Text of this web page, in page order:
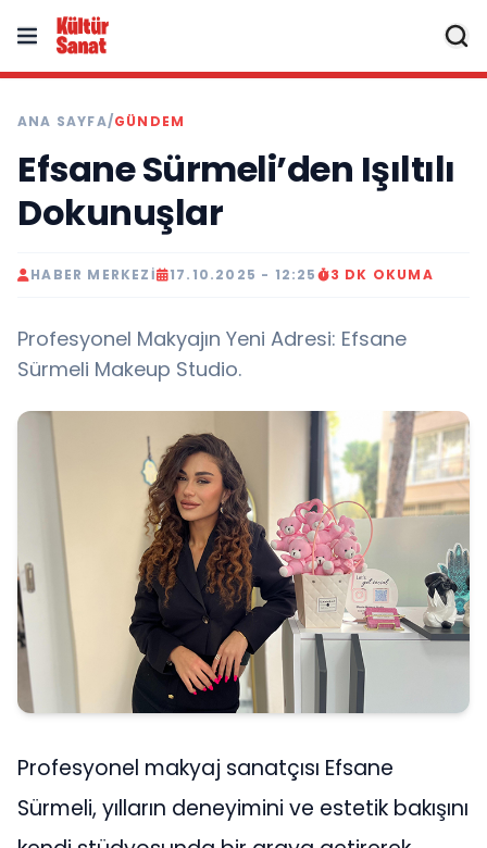
ANA SAYFA/GÜNDEM
Efsane Sürmeli’den Işıltılı
Dokunuşlar
HABER MERKEZI 17.10.2025 - 12:25 3 DK OKUMA
Profesyonel Makyajın Yeni Adresi: Efsane
Sürmeli Makeup Studio.
Profesyonel makyaj sanatçısı Efsane
Sürmeli, yılların deneyimini ve estetik bakışını